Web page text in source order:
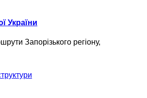
України
Запорізького регіону,